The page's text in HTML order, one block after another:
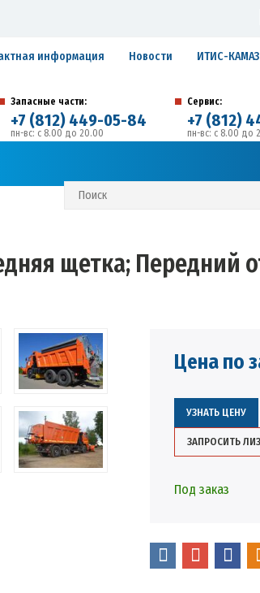
информация Новости ИТИС-КАМАЗ
Запасные части:
+7 (812) 449-05-84
пн-вс: с 8.00 до 20.00
Сервис:
+7 (812)
пн-вс: с 8.00 до
щетка; Передний
Цена по
УЗНАТЬ ЦЕНУ
ЗАПРОСИТЬ
Под заказ